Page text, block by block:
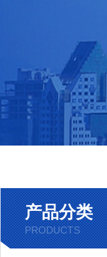
产品分类
PRODUCTS